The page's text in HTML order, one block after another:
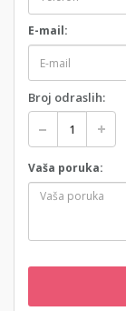
E-mail:
Broj odraslih:
Vaša poruka: